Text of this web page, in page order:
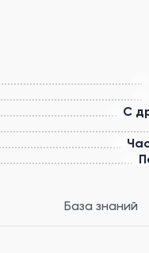
С
База знаний